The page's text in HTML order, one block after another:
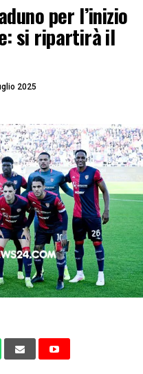
per l’inizio
si ripartirà il
2025